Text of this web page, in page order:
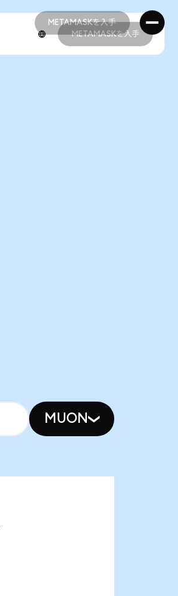
METAMASKを入手
METAMASKを入手
METAMASKを入手
MUON